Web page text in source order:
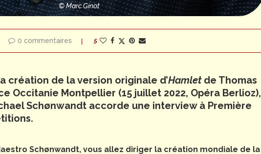
© Marc Ginot
0 commentaires 5
création de la version originale d’Hamletde Thomas
Occitanie Montpellier (15 juillet 2022, Opéra Berlioz),
Schønwandt accorde une interview à Première
Schønwandt, vous allez diriger la création mondiale de la